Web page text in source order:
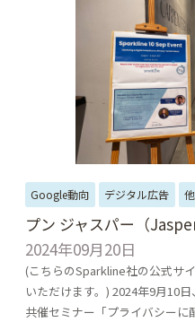
Google動向 デジタル広告
プン ジャスパー（
2024年09月20日
(こちらのSparkline社の公式サ
いただけます。) 2024年9月10
共催セミナー「プライバシーに